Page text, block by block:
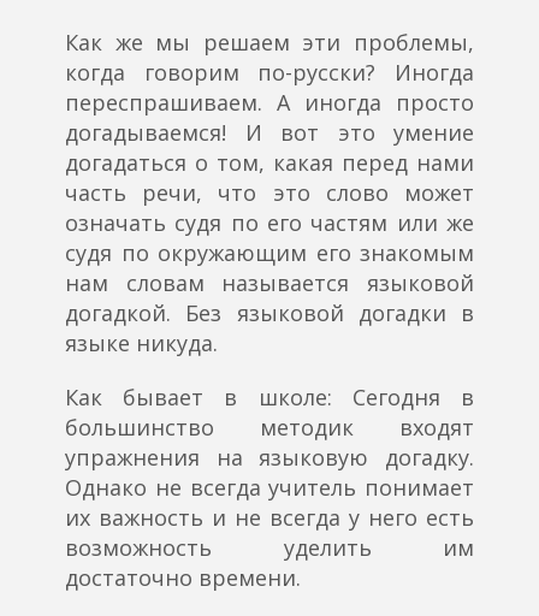
Как же мы решаем эти проблемы,
когда говорим по-русски? Иногда
переспрашиваем. А иногда просто
догадываемся! И вот это умение
догадаться о том, какая перед нами
часть речи, что это слово может
означать судя по его частям или же
судя по окружающим его знакомым
нам словам называется языковой
догадкой. Без языковой догадки в
языке никуда.
Как бывает в школе: Сегодня в
большинство методик входят
упражнения на языковую догадку.
Однако не всегда учитель понимает
их важность и не всегда у него есть
возможность уделить им
достаточно времени.